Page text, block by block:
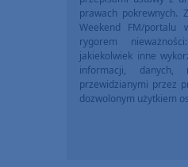
prawach pokrewnych.
Weekend FM/portalu
rygorem
jakiekolwiek inne
informacji,
przewidzianymi przez
dozwolonym użytkiem